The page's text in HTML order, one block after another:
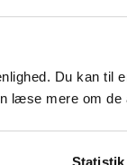
Du kan
læse mere om de